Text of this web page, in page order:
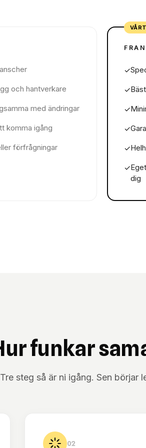
och hantverkare
med ändringar
komma igång
förfrågningar
✓
✓
✓
✓
✓
✓
dig
funkar
Tre steg så är ni igång. Sen börjar
02